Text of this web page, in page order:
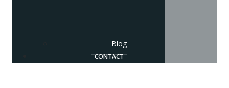
Blog
CONTACT